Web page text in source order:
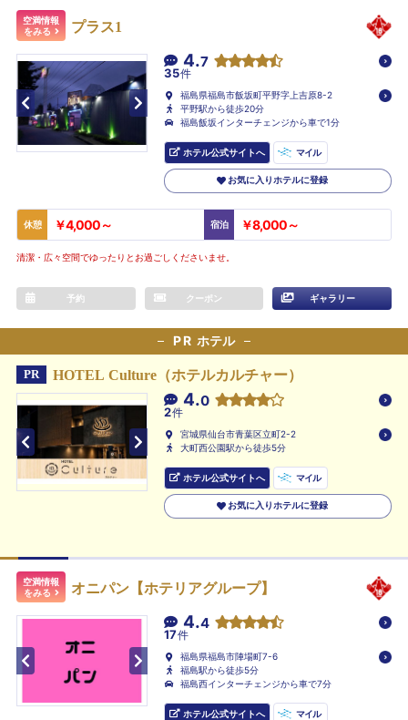
空満情報
をみる
プラス1
4.7
35件
福島県福島市飯坂町平野字上吉原8-2
平野駅から徒歩20分
福島飯坂インターチェンジから車で1分
ホテル公式サイトへ マイル
お気に入りホテルに登録
休憩 ￥4,000～ 宿泊 ￥8,000～
清潔・広々空間でゆったりとお過ごしくださいませ。
予約 クーポン ギャラリー
PR ホテル
PR HOTEL Culture（ホテルカルチャー）
4.0
2件
宮城県仙台市青葉区立町2-2
大町西公園駅から徒歩5分
ホテル公式サイトへ マイル
お気に入りホテルに登録
空満情報
をみる
オニパン【ホテリアグループ】
4.4
17件
福島県福島市陣場町7-6
福島駅から徒歩5分
福島西インターチェンジから車で7分
ホテル公式サイトへ マイル